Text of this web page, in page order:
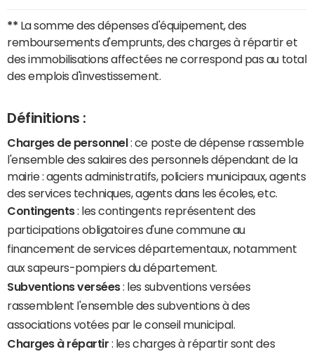
** La somme des dépenses d'équipement, des
remboursements d'emprunts, des charges à répartir et
des immobilisations affectées ne correspond pas au total
des emplois d'investissement.
Définitions :
Charges de personnel : ce poste de dépense rassemble
l'ensemble des salaires des personnels dépendant de la
mairie : agents administratifs, policiers municipaux, agents
des services techniques, agents dans les écoles, etc.
Contingents: les contingents représentent des
participations obligatoires d'une commune au
financement de services départementaux, notamment
aux sapeurs-pompiers du département.
Subventions versées: les subventions versées
rassemblent l'ensemble des subventions à des
associations votées par le conseil municipal.
Charges à répartir : les charges à répartir sont des